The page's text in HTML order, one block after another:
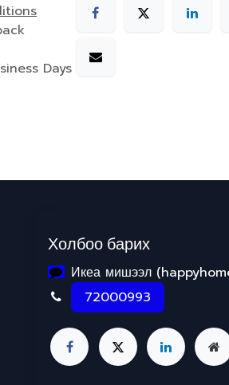
Days
Холбоо барих
Икеа мишээл
72000993